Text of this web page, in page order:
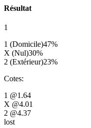
Résultat
1
1 (Domicile)47%
X (Nul)30%
2 (Extérieur)23%
Cotes:
1 @1.64
X @4.01
2 @4.37
lost